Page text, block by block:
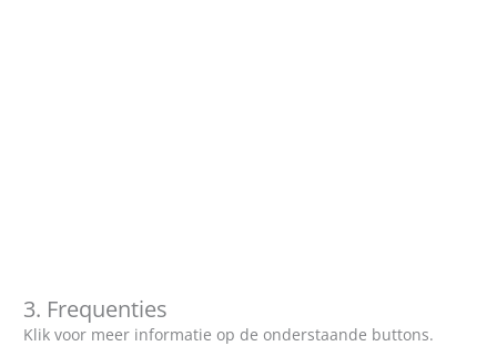
3. Frequenties
Klik voor meer informatie op de onderstaande buttons.